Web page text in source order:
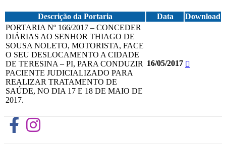
Descrição da Portaria Data
Download
PORTARIA Nº 166/2017 – CONCEDER
DIÁRIAS AO SENHOR THIAGO DE
SOUSA NOLETO, MOTORISTA, FACE
O SEU DESLOCAMENTO A CIDADE
DE TERESINA – PI, PARA CONDUZIR
PACIENTE JUDICIALIZADO PARA
REALIZAR TRATAMENTO DE
SAÚDE, NO DIA 17 E 18 DE MAIO DE
2017.
16/05/2017